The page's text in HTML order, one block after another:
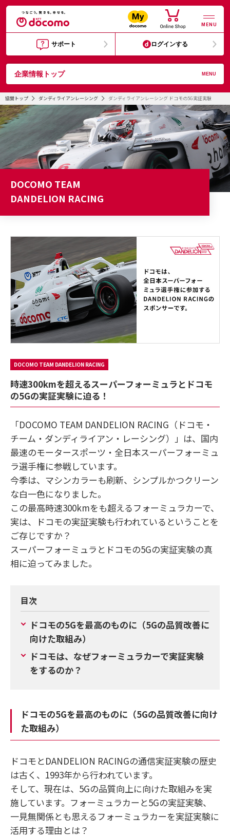
MENU
サポート ログインする
企業情報トップ MENU
協賛トップ ダンディライアンレーシング ダンディライアンレーシング ドコモの5G実証実験
DOCOMO TEAM
DANDELION RACING
DOCOMO TEAM DANDELION RACING
時速300kmを超えるスーパーフォーミュラとドコモ
の5Gの実証実験に迫る！
「DOCOMO TEAM DANDELION RACING（ドコモ・
チーム・ダンディライアン・レーシング）」は、国内
最速のモータースポーツ・全日本スーパーフォーミュ
ラ選手権に参戦しています。
今季は、マシンカラーも刷新、シンプルかつクリーン
な白一色になりました。
この最高時速300kmをも超えるフォーミュラカーで、
実は、ドコモの実証実験も行われているということを
ご存じですか？
スーパーフォーミュラとドコモの5Gの実証実験の真
相に迫ってみました。
目次
ドコモの5Gを最高のものに（5Gの品質改善に
向けた取組み）
ドコモは、なぜフォーミュラカーで実証実験
をするのか？
ドコモの5Gを最高のものに（5Gの品質改善に向け
た取組み）
ドコモとDANDELION RACINGの通信実証実験の歴史
は古く、1993年から行われています。
そして、現在は、5Gの品質向上に向けた取組みを実
施しています。フォーミュラカーと5Gの実証実験、
一見無関係とも思えるフォーミュラカーを実証実験に
活用する理由とは？